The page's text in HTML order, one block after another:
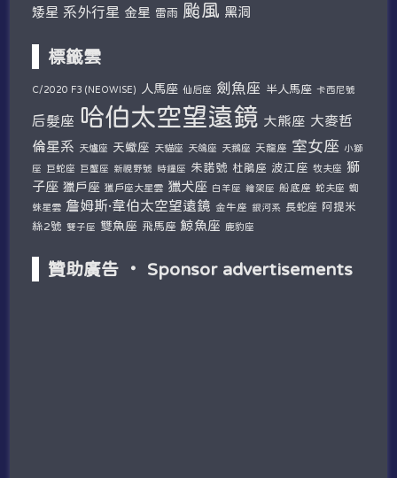
矮星 系外行星 金星 雷雨 颱風 黑洞
標籤雲
C/2020 F3 (NEOWISE) 人馬座 仙后座 劍魚座 半人馬座 卡西尼號
后髮座 哈伯太空望遠鏡 大熊座 大麥哲
倫星系
天爐座 天蠍座 天貓座 天鴿座 天鵝座 天龍座 室女座 小獅
座 巨蛇座 巨蟹座 新視野號 時鐘座 朱諾號 杜鵑座 波江座 牧夫座
獅
子座 獵戶座 獵戶座大星雲 獵犬座 白羊座 繪架座 船底座 蛇夫座 蜘
蛛星雲 詹姆斯·韋伯太空望遠鏡 金牛座 銀河系 長蛇座
阿提米
絲2號
雙子座 雙魚座 飛馬座 鯨魚座 鹿豹座
贊助廣告 ‧ Sponsor advertisements